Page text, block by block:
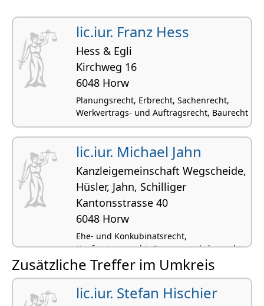
lic.iur. Franz Hess
Hess & Egli
Kirchweg 16
6048 Horw
Planungsrecht, Erbrecht, Sachenrecht,
Werkvertrags- und Auftragsrecht, Baurecht
lic.iur. Michael Jahn
Kanzleigemeinschaft Wegscheide,
Hüsler, Jahn, Schilliger
Kantonsstrasse 40
6048 Horw
Ehe- und Konkubinatsrecht,
Kaufvertragsrecht, Strassenverkehrsrecht,
Arbeitsrecht, Miet- und Pachtrecht
Zusätzliche Treffer im Umkreis
lic.iur. Stefan Hischier